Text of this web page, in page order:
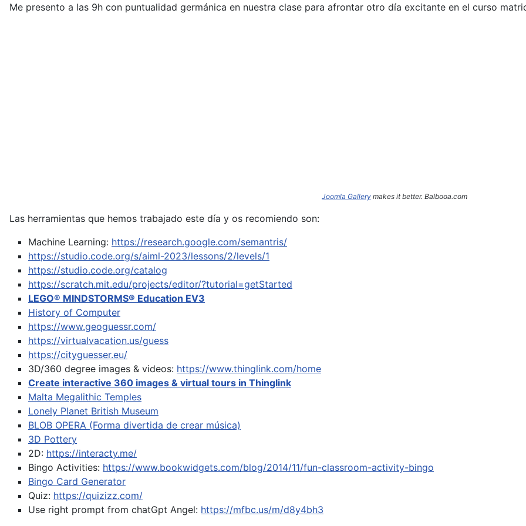
Me presento a las 9h con puntualidad germánica en nuestra clase para afrontar otro día excitante en el curso
Joomla Gallery makes it better. Balbooa.com
Las herramientas que hemos trabajado este día y os recomiendo son:
Machine Learning: https://research.google.com/semantris/
https://studio.code.org/s/aiml-2023/lessons/2/levels/1
https://studio.code.org/catalog
https://scratch.mit.edu/projects/editor/?tutorial=getStarted
LEGO® MINDSTORMS® Education EV3
History of Computer
https://www.geoguessr.com/
https://virtualvacation.us/guess
https://cityguesser.eu/
3D/360 degree images & videos: https://www.thinglink.com/home
Create interactive 360 images & virtual tours in Thinglink
Malta Megalithic Temples
Lonely Planet British Museum
BLOB OPERA (Forma divertida de crear música)
3D Pottery
2D: https://interacty.me/
Bingo Activities: https://www.bookwidgets.com/blog/2014/11/fun-classroom-activity-bingo
Bingo Card Generator
Quiz: https://quizizz.com/
Use right prompt from chatGpt Angel: https://mfbc.us/m/d8y4bh3